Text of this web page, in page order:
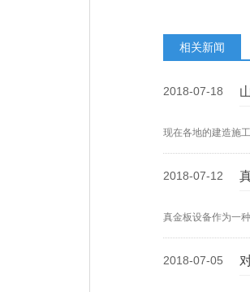
相关新闻
2018-07-18
现在各地的建造施
2018-07-12
真金板设备作为一
2018-07-05